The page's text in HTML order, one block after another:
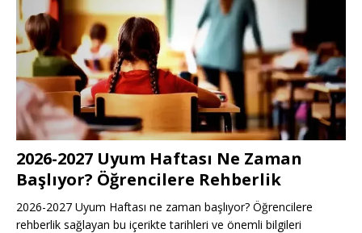
2026-2027 Uyum Haftası Ne Zaman
Başlıyor? Öğrencilere Rehberlik
2026-2027 Uyum Haftası ne zaman başlıyor? Öğrencilere
rehberlik sağlayan bu içerikte tarihleri ve önemli bilgileri